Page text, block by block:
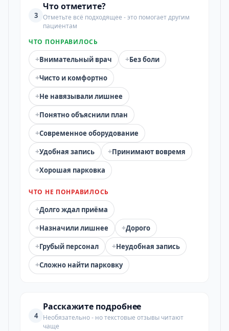
3
Что отметите?
Отметьте всё подходящее - это помогает другим
пациентам
ЧТО ПОНРАВИЛОСЬ
+Внимательный врач +Без боли
+Чисто и комфортно
+Не навязывали лишнее
+Понятно объяснили план
+Современное оборудование
+Удобная запись +Принимают вовремя
+Хорошая парковка
ЧТО НЕ ПОНРАВИЛОСЬ
+Долго ждал приёма
+Назначили лишнее +Дорого
+Грубый персонал +Неудобная запись
+Сложно найти парковку
4
Расскажите подробнее
Необязательно - но текстовые отзывы читают
чаще